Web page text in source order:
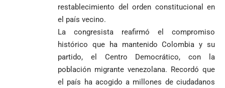
restablecimiento del orden constitucional en
el país vecino.
La congresista reafirmó el compromiso
histórico que ha mantenido Colombia y su
partido, el Centro Democrático, con la
población migrante venezolana. Recordó que
el país ha acogido a millones de ciudadanos
Gutiérrez
envía
documentos
Congreso
contra la ‘paz
Diócesis de
Girardota, Párroco
de Yolombo
Uribe
arremete
contra Petro y
lo
goleó 7-1 a un
valiente
Curazao en su
mundialista
Sonsón-Rionegro
rechaza fotos
tomadas en
templo de Guarne y
ordena acto de
desagravio